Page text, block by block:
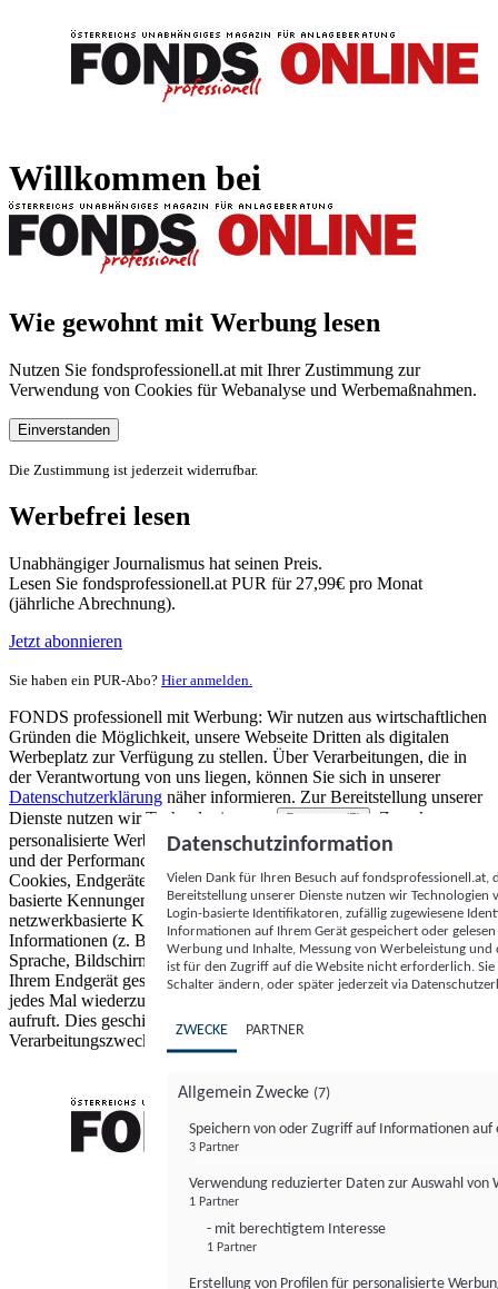
Willkommen bei
Wie gewohnt mit Werbung lesen
Nutzen Sie fondsprofessionell.at mit Ihrer Zustimmung zur
Verwendung von Cookies für Webanalyse und Werbemaßnahmen.
Einverstanden
Die Zustimmung ist jederzeit widerrufbar.
Werbefrei lesen
Unabhängiger Journalismus hat seinen Preis.
Lesen Sie fondsprofessionell.at PUR für 27,99€ pro Monat
(jährliche Abrechnung).
Jetzt abonnieren
Sie haben ein PUR-Abo? Hier anmelden.
FONDS professionell mit Werbung: Wir nutzen aus wirtschaftlichen
Gründen die Möglichkeit, unsere Webseite Dritten als digitalen
Werbeplatz zur Verfügung zu stellen. Über Verarbeitungen, die in
der Verantwortung von uns liegen, können Sie sich in unserer
Datenschutzerklärung näher informieren. Zur Bereitstellung unserer
Dienste nutzen wir Technologien von
Partnern (5)
. Zwecke:
personalisierte Werbung und Inhalte, Messung von Werbeleistung
und der Performance von Inhalten sowie Zielgruppenforschung.
Cookies, Endgeräte- oder ähnliche Online-Kennungen (z. B. login-
basierte Kennungen, zufällig generierte Kennungen,
netzwerkbasierte Kennungen) können zusammen mit anderen
Informationen (z. B. Browsertyp und Browserinformationen,
Sprache, Bildschirmgröße, unterstützte Technologien usw.) auf
Ihrem Endgerät gespeichert oder von dort ausgelesen werden, um es
jedes Mal wiederzuerkennen, wenn es eine App oder einer Webseite
aufruft. Dies geschieht für einen oder mehrere der hier aufgeführten
Verarbeitungszwecke.
Datenschutzinformation
Vielen Dank für Ihren Besuch auf
Bereitstellung unserer Dienste nutzen wir Technologien
Login-basierte Identifikatoren, zufällig zugewiesene
Informationen auf Ihrem Gerät gespeichert oder
Werbung und Inhalte, Messung von Werbeleistung
ist für den Zugriff auf die Website nicht erforderlich.
Schalter ändern, oder später jederzeit via
ZWECKE PARTNER
Allgemein Zwecke (7)
Speichern von oder Zugriff auf Informationen auf
3 Partner
Verwendung reduzierter Daten zur Auswahl von
1 Partner
- mit berechtigtem Interesse
1 Partner
Erstellung von Profilen für personalisierte
FONDS professionell